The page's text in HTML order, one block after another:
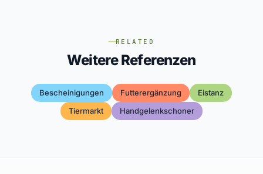
RELATED
Weitere Referenzen
Bescheinigungen Futterergänzung
Eistanz
Tiermarkt
Handgelenkschoner